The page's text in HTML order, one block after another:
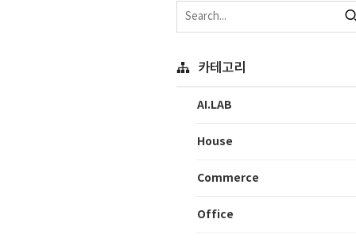
카테고리
AI.LAB
House
Commerce
Office